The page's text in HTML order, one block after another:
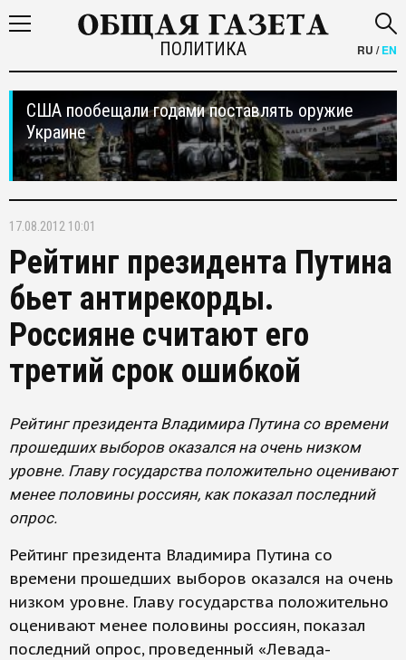
ПОЛИТИКА RU /EN
США пообещали годами поставлять оружие
Украине
17.08.2012 10:01
Рейтинг президента Путина
бьет антирекорды.
Россияне считают его
третий срок ошибкой
Рейтинг президента Владимира Путина со времени
прошедших выборов оказался на очень низком
уровне. Главу государства положительно оценивают
менее половины россиян, как показал последний
опрос.
Рейтинг президента Владимира Путина со
времени прошедших выборов оказался на очень
низком уровне. Главу государства положительно
оценивают менее половины россиян, показал
последний опрос, проведенный «Левада-